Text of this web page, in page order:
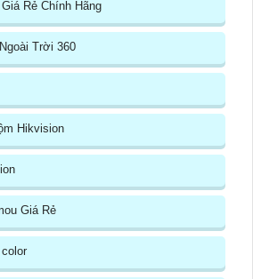
Rẻ Chính Hãng
Trời 360
Hikvision
Giá Rẻ